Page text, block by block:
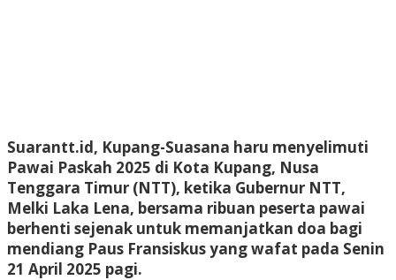
Suarantt.id, Kupang-Suasana haru menyelimuti
Pawai Paskah 2025 di Kota Kupang, Nusa
Tenggara Timur (NTT), ketika Gubernur NTT,
Melki Laka Lena, bersama ribuan peserta pawai
berhenti sejenak untuk memanjatkan doa bagi
mendiang Paus Fransiskus yang wafat pada Senin
21 April 2025 pagi.